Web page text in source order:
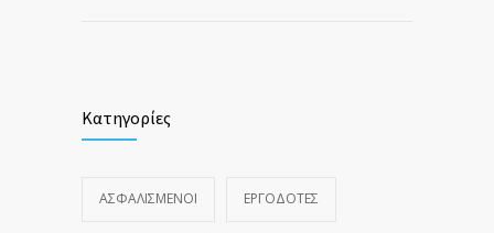
Κατηγορίες
ΑΣΦΑΛΙΣΜΕΝΟΙ ΕΡΓΟΔΟΤΕΣ